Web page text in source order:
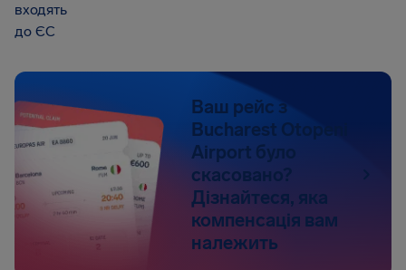
входять
до ЄС
Ваш рейс з
Bucharest Otopeni
Airport було
скасовано?
Дізнайтеся, яка
компенсація вам
належить